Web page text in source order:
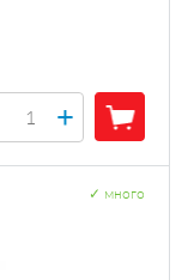
+
много